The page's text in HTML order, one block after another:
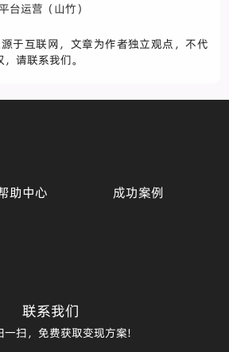
台运营（山竹）
于互联网，文章为作者独立观点，不代
请联系我们。
助中心 成功案例
联系我们
一扫，免费获取变现方案!